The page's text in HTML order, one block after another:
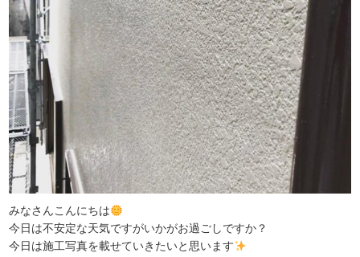
みなさんこんにちは
今日は不安定な天気ですがいかがお過ごしですか？
今日は施工写真を載せていきたいと思います